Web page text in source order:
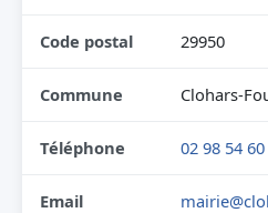
Code postal 29950
Commune Clohars-
Téléphone 02 98 54
Email